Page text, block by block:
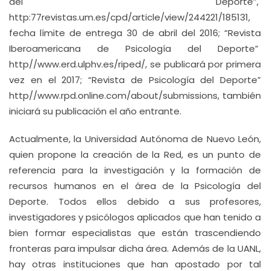
http:77revistas.um.es/cpd/article/view/244221/185131,
fecha límite de entrega 30 de abril del 2016; “Revista
Iberoamericana de Psicología del Deporte”
http//www.erd.ulphv.es/riped/, se publicará por primera
vez en el 2017; “Revista de Psicología del Deporte”
http//www.rpd.online.com/about/submissions, también
iniciará su publicación el año entrante.
Actualmente, la Universidad Autónoma de Nuevo León,
quien propone la creación de la Red, es un punto de
referencia para la investigación y la formación de
recursos humanos en el área de la Psicología del
Deporte. Todos ellos debido a sus profesores,
investigadores y psicólogos aplicados que han tenido a
bien formar especialistas que están trascendiendo
fronteras para impulsar dicha área. Además de la UANL,
hay otras instituciones que han apostado por tal